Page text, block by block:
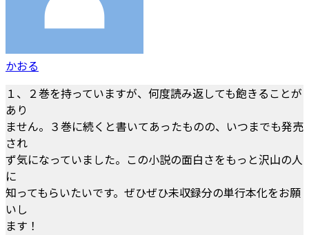
かおる
１、２巻を持っていますが、何度読み返しても飽きることが
あり
ません。３巻に続くと書いてあったものの、いつまでも発売
され
ず気になっていました。この小説の面白さをもっと沢山の人
に
知ってもらいたいです。ぜひぜひ未収録分の単行本化をお願
いし
ます！